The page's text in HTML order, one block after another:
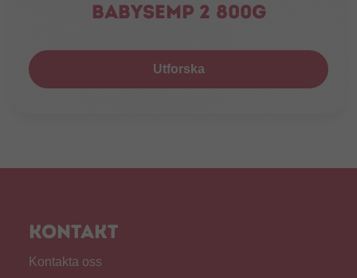
Babysemp 2 800g
Utforska
Kontakt
Kontakta oss